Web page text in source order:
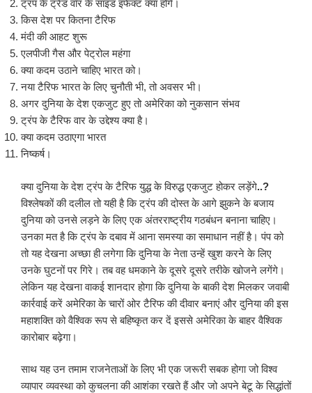
ट्रंप के ट्रेड वॉर के साइड इफेक्ट क्या होंगे।
किस देश पर कितना टैरिफ
मंदी की आहट शुरू
एलपीजी गैस और पेट्रोल महंगा
क्या कदम उठाने चाहिए भारत को।
नया टैरिफ भारत के लिए चुनौती भी, तो अवसर भी।
अगर दुनिया के देश एकजुट हुए तो अमेरिका को नुकसान संभव
ट्रंप के टैरिफ वार के उद्देश्य क्या है।
क्या कदम उठाएगा भारत
निष्कर्ष।
क्या दुनिया के देश ट्रंप के टैरिफ युद्ध के विरुद्ध एकजुट होकर लड़ेंगे..?
विश्लेषकों की दलील तो यही है कि ट्रंप की दोस्त के आगे झुकने के बजाय
दुनिया को उनसे लड़ने के लिए एक अंतरराष्ट्रीय गठबंधन बनाना चाहिए।
उनका मत है कि ट्रंप के दबाव में आना समस्या का समाधान नहीं है। पंप को
तो यह देखना अच्छा ही लगेगा कि दुनिया के नेता उन्हें खुश करने के लिए
उनके घुटनों पर गिरे। तब वह धमकाने के दूसरे दूसरे तरीके खोजने लगेंगे।
लेकिन यह देखना वाकई शानदार होगा कि दुनिया के बाकी देश मिलकर जवाबी
कार्रवाई करें अमेरिका के चारों ओर टैरिफ की दीवार बनाएं और दुनिया की इस
महाशक्ति को वैश्विक रूप से बहिष्कृत कर दें इससे अमेरिका के बाहर वैश्विक
कारोबार बढ़ेगा।
साथ यह उन तमाम राजनेताओं के लिए भी एक जरूरी सबक होगा जो विश्व
व्यापार व्यवस्था को कुचलना की आशंका रखते हैं और जो अपने बेटू के सिद्धांतों